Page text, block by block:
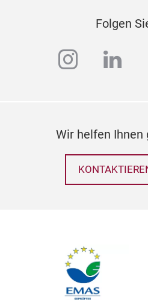
Folgen
Wir helfen Ihnen